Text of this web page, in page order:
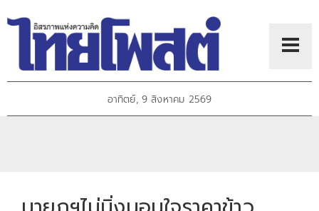
อาทิตย์, 9 สิงหาคม 2569